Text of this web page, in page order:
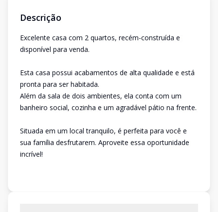
Descrição
Excelente casa com 2 quartos, recém-construída e
disponível para venda.
Esta casa possui acabamentos de alta qualidade e está
pronta para ser habitada.
Além da sala de dois ambientes, ela conta com um
banheiro social, cozinha e um agradável pátio na frente.
Situada em um local tranquilo, é perfeita para você e
sua família desfrutarem. Aproveite essa oportunidade
incrível!